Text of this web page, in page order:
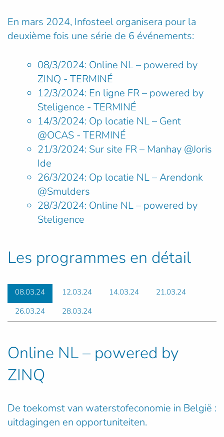
En mars 2024, Infosteel organisera pour la
deuxième fois une série de 6 événements:
08/3/2024: Online NL– powered by
ZINQ - TERMINÉ
12/3/2024: En ligne FR– powered by
Steligence - TERMINÉ
14/3/2024: Op locatie NL – Gent
@OCAS - TERMINÉ
21/3/2024: Sur site FR – Manhay @Joris
Ide
26/3/2024: Op locatie NL–Arendonk
@Smulders
28/3/2024: Online NL– powered by
Steligence
Les programmes en détail
08.03.24 12.03.24 14.03.24
21.03.24
26.03.24
28.03.24
Online NL – powered by
ZINQ
De toekomst van waterstofeconomie in België :
uitdagingen en opportuniteiten.